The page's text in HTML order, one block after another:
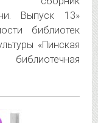
Выпуск 13»
библиотек
«Пинская